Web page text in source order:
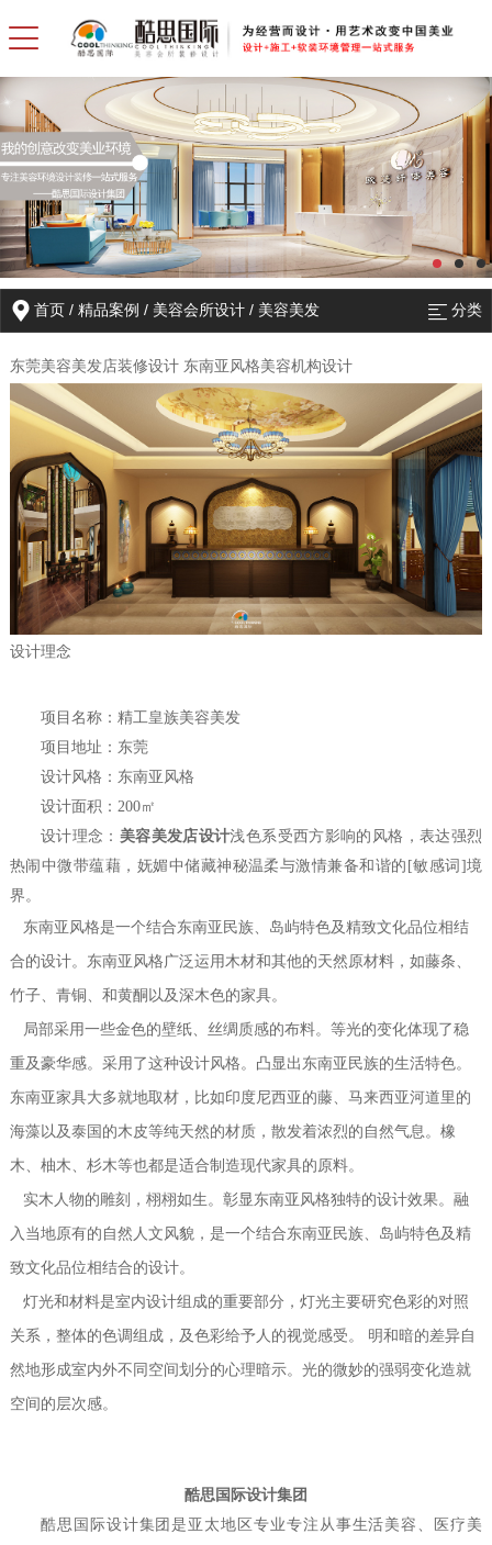
首页 /精品案例 / 美容会所设计 / 美容美发 分类
东莞美容美发店装修设计 东南亚风格美容机构设计
设计理念
项目名称：精工皇族美容美发
项目地址：东莞
设计风格：东南亚风格
设计面积 ：200㎡
设计理念 ： 美容美发店设计浅色系受西方影响的风格，表达强烈
热闹中微带蕴藉，妩媚中储藏神秘温柔与激情兼备和谐的[敏感词]境
界。
东南亚风格是一个结合东南亚民族、岛屿特色及精致文化品位相结
合的设计。东南亚风格广泛运用木材和其他的天然原材料，如藤条、
竹子、青铜、和黄酮以及深木色的家具。
局部采用一些金色的壁纸、丝绸质感的布料。等光的变化体现了稳
重及豪华感。采用了这种设计风格。凸显出东南亚民族的生活特色。
东南亚家具大多就地取材，比如印度尼西亚的藤、马来西亚河道里的
海藻以及泰国的木皮等纯天然的材质，散发着浓烈的自然气息。橡
木、柚木、杉木等也都是适合制造现代家具的原料。
实木人物的雕刻，栩栩如生。彰显东南亚风格独特的设计效果。融
入当地原有的自然人文风貌，是一个结合东南亚民族、岛屿特色及精
致文化品位相结合的设计。
灯光和材料是室内设计组成的重要部分，灯光主要研究色彩的对照
关系，整体的色调组成，及色彩给予人的视觉感受。 明和暗的差异自
然地形成室内外不同空间划分的心理暗示。光的微妙的强弱变化造就
空间的层次感。
酷思国际设计集团
酷思国际设计集团是亚太地区专业专注从事生活美容、医疗美